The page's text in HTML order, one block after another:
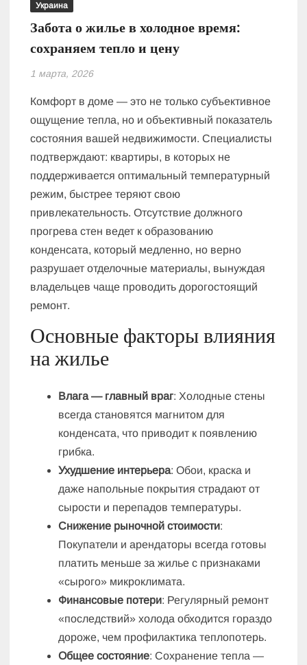
Украина
Забота о жилье в холодное время:
сохраняем тепло и цену
1 марта, 2026
Комфорт в доме — это не только субъективное
ощущение тепла, но и объективный показатель
состояния вашей недвижимости. Специалисты
подтверждают: квартиры, в которых не
поддерживается оптимальный температурный
режим, быстрее теряют свою
привлекательность. Отсутствие должного
прогрева стен ведет к образованию
конденсата, который медленно, но верно
разрушает отделочные материалы, вынуждая
владельцев чаще проводить дорогостоящий
ремонт.
Основные факторы влияния
на жилье
Влага — главный враг: Холодные стены
всегда становятся магнитом для
конденсата, что приводит к появлению
грибка.
Ухудшение интерьера: Обои, краска и
даже напольные покрытия страдают от
сырости и перепадов температуры.
Снижение рыночной стоимости:
Покупатели и арендаторы всегда готовы
платить меньше за жилье с признаками
«сырого» микроклимата.
Финансовые потери: Регулярный ремонт
«последствий» холода обходится гораздо
дороже, чем профилактика теплопотерь.
Общее состояние: Сохранение тепла —